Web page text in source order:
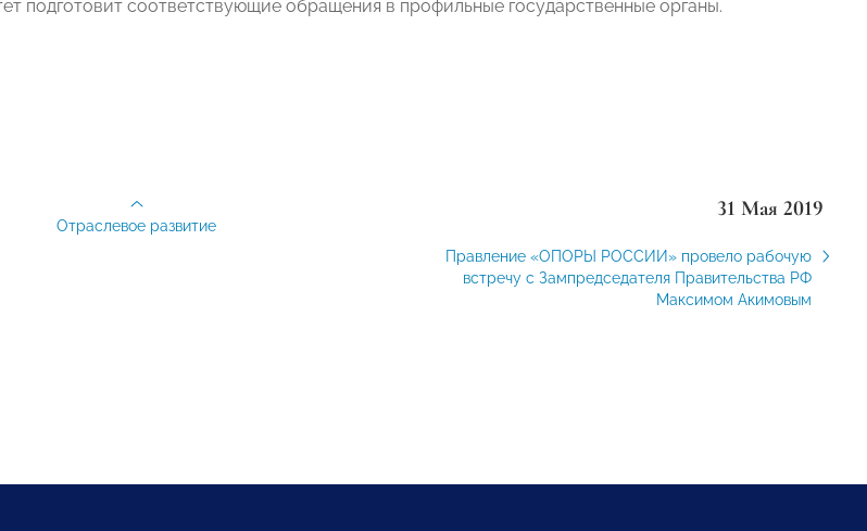
подготовит соответствующие обращения в профильные государственные органы.
31 Мая 2019
Правление «ОПОРЫ РОССИИ» провело рабочую
встречу с Зампредседателя Правительства РФ
Максимом Акимовым
Отраслевое развитие